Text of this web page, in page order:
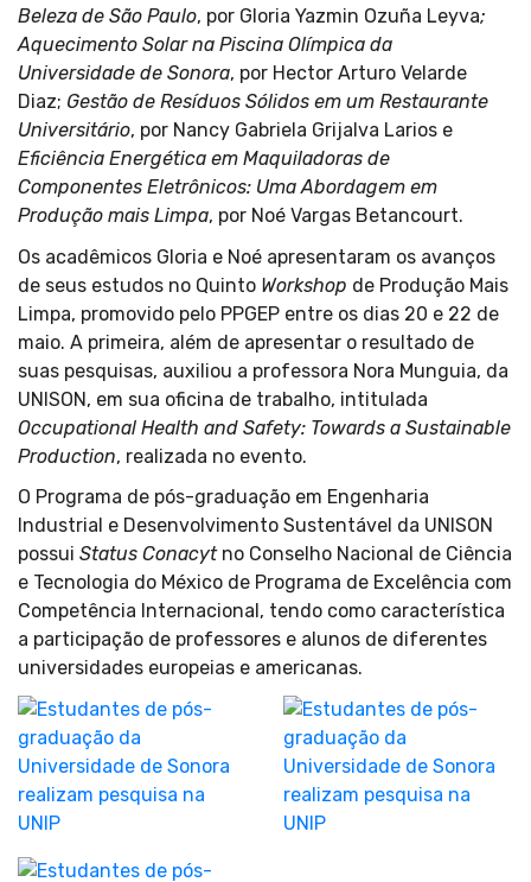
Beleza de São Paulo, por Gloria Yazmin Ozuña Leyva;
Aquecimento Solar na Piscina Olímpica da
Universidade de Sonora, por Hector Arturo Velarde
Diaz; Gestão de Resíduos Sólidos em um Restaurante
Universitário, por Nancy Gabriela Grijalva Larios e
Eficiência Energética em Maquiladoras de
Componentes Eletrônicos: Uma Abordagem em
Produção mais Limpa, por Noé Vargas Betancourt.
Os acadêmicos Gloria e Noé apresentaram os avanços
de seus estudos no Quinto Workshop de Produção Mais
Limpa, promovido pelo PPGEP entre os dias 20 e 22 de
maio. A primeira, além de apresentar o resultado de
suas pesquisas, auxiliou a professora Nora Munguia, da
UNISON, em sua oficina de trabalho, intitulada
Occupational Health and Safety: Towards a Sustainable
Production, realizada no evento.
O Programa de pós-graduação em Engenharia
Industrial e Desenvolvimento Sustentável da UNISON
possui Status Conacytno Conselho Nacional de Ciência
e Tecnologia do México de Programa de Excelência com
Competência Internacional, tendo como característica
a participação de professores e alunos de diferentes
universidades europeias e americanas.